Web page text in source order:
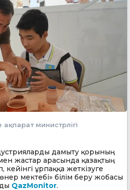
ақпарат министрлігі
дамыту қорының
жастар арасында қазақтың
кейінгі ұрпаққа жеткізуге
мектебі» білім беру жобасы
QazMonitor.